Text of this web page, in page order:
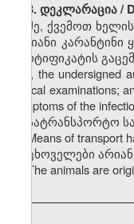
3. დეკლარაცია /
მე, ქვემოთ
დღიანი
სერტიფიკატის
I, the undersigned
clinical
symptoms of the
სატრანსპორტო
Means of transport
ცხოველები
The animals are